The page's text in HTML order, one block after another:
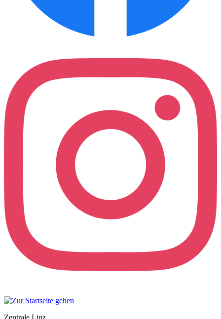
Zentrale Linz